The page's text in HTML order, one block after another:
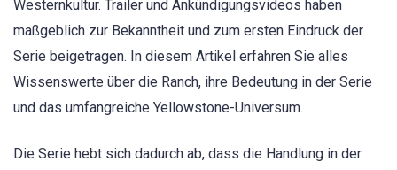
Westernkultur. Trailer und Ankündigungsvideos haben
maßgeblich zur Bekanntheit und zum ersten Eindruck der
Serie beigetragen. In diesem Artikel erfahren Sie alles
Wissenswerte über die Ranch, ihre Bedeutung in der Serie
und das umfangreiche Yellowstone-Universum.
Die Serie hebt sich dadurch ab, dass die Handlung in der